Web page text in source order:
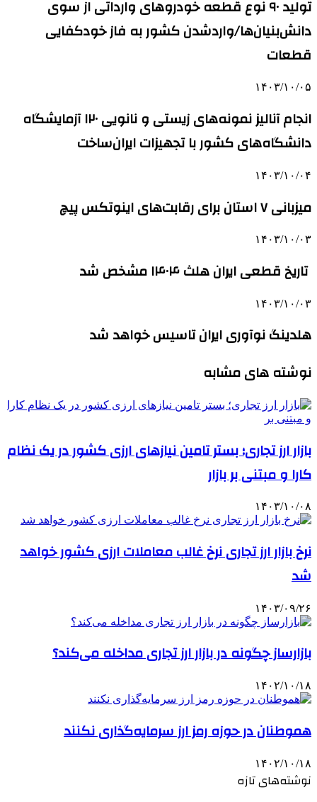
تولید ۹۰ نوع قطعه خودروهای وارداتی از سوی
دانش‌بنیان‌ها/واردشدن کشور به فاز خودکفایی
قطعات
۱۴۰۳/۱۰/۰۵
انجام آنالیز نمونه‌های زیستی و نانویی ۱۲۰ آزمایشگاه
دانشگاه‌های کشور با تجهیزات ایران‌ساخت
۱۴۰۳/۱۰/۰۴
میزبانی ۷ استان برای رقابت‌های اینوتکس پیچ
۱۴۰۳/۱۰/۰۳
تاریخ قطعی ایران هلث ۱۴۰۴ مشخص شد
۱۴۰۳/۱۰/۰۳
هلدینگ نوآوری ایران تاسیس خواهد شد
نوشته های مشابه
بازار ارز تجاری؛ بستر تامین نیازهای ارزی کشور در یک نظام
کارا و مبتنی بر بازار
۱۴۰۳/۱۰/۰۸
نرخ بازار ارز تجاری نرخ غالب معاملات ارزی کشور خواهد
شد
۱۴۰۳/۰۹/۲۶
بازارساز چگونه در بازار ارز تجاری مداخله می‌کند؟
۱۴۰۲/۱۰/۱۸
هموطنان در حوزه رمز ارز سرمایه‌گذاری نکنند
۱۴۰۲/۱۰/۱۸
نوشته‌های تازه